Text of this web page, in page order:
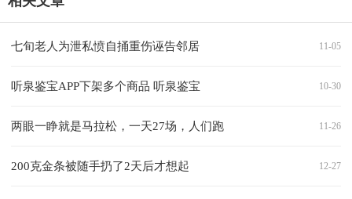
11-05
七旬老人为泄私愤自捅重伤诬告邻居
10-30
听泉鉴宝APP下架多个商品 听泉鉴宝
11-26
两眼一睁就是马拉松，一天27场，人们跑
12-27
200克金条被随手扔了2天后才想起